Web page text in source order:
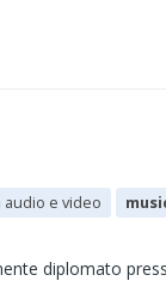
audio e video
diplomato